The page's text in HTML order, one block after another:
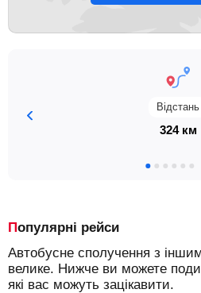
Відстань
324 км
Популярні рейси
Автобусне сполучення з
велике. Нижче ви можете
які вас можуть зацікавити.